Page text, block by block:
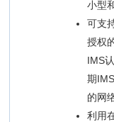
小型
可支
授权
IMS
期
的网
利用